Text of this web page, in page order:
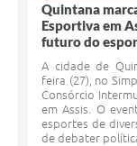
Quintana
Esportiva em
futuro do
A cidade de
feira (27), no
Consórcio
em Assis. O
esportes de
de debater